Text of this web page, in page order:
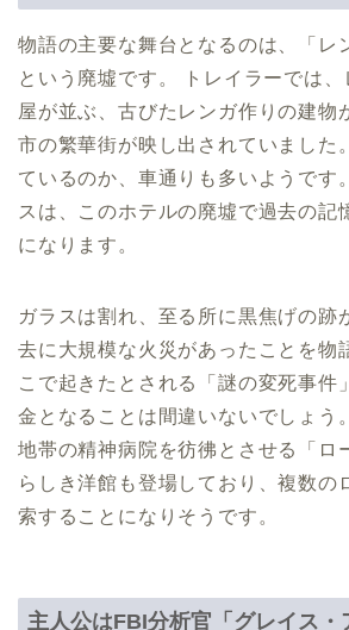
物語の主要な舞台となるのは、「レ
という廃墟です。 トレイラーでは
屋が並ぶ、古びたレンガ作りの建物
市の繁華街が映し出されていました
ているのか、車通りも多いようです
スは、このホテルの廃墟で過去の記
になります。
ガラスは割れ、至る所に黒焦げの跡
去に大規模な火災があったことを物
こで起きたとされる「謎の変死事件
金となることは間違いないでしょう
地帯の精神病院を彷彿とさせる「ロ
らしき洋館も登場しており、複数の
索することになりそうです。
主人公はFBI分析官「グレイス・